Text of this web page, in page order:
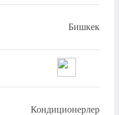
Бишкек
Кондиционерлер